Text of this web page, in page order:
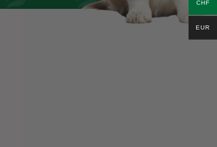
CHF
EUR